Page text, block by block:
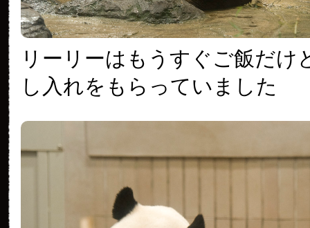
リーリーはもうすぐご飯だけ
し入れをもらっていました